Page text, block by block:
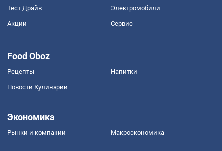
Тест Драйв Электромобили
Акции Сервис
Food Oboz
Рецепты Напитки
Новости Кулинарии
Экономика
Рынки и компании Mакроэкономика